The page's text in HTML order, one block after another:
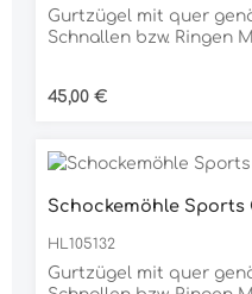
Gurtzügel mit quer
Regulärer Preis:
45,00 €
Schockemöhle
HL105132
Gurtzügel mit quer